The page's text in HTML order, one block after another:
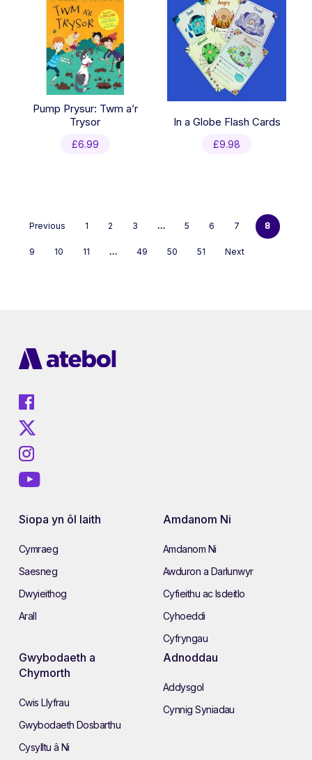
Pump Prysur: Twm a’r
Trysor
£6.99
In a Globe Flash Cards
£9.98
Previous 1 2 3 … 5 6 7 8
9 10 11 … 49 50 51 Next
Siopa yn ôl Iaith
Cymraeg
Saesneg
Dwyieithog
Arall
Amdanom Ni
Amdanom Ni
Awduron a Darlunwyr
Cyfieithu ac Isdeitlo
Cyhoeddi
Cyfryngau
Gwybodaeth a
Chymorth
Cwis Llyfrau
Gwybodaeth Dosbarthu
Cysylltu â Ni
Adnoddau
Addysgol
Cynnig Syniadau